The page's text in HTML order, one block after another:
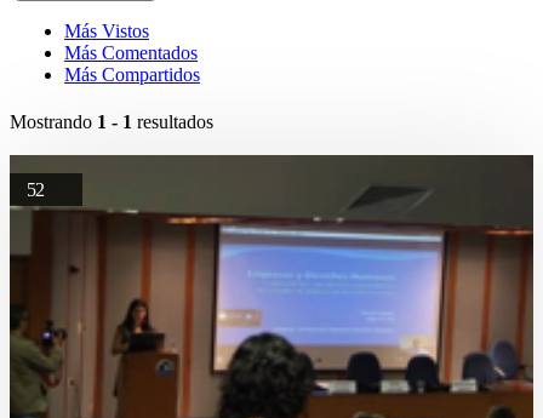
Más Vistos
Más Comentados
Más Compartidos
Mostrando 1 - 1 resultados
52